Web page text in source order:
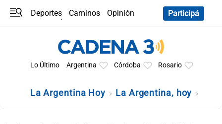
Deportes Caminos
Opinión
Participá
Lo Último Argentina Córdoba Rosario
La Argentina Hoy La Argentina, hoy